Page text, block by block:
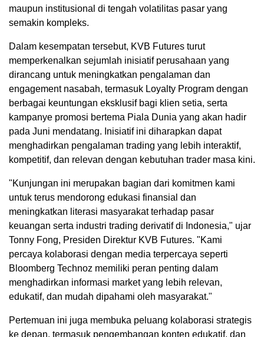
maupun institusional di tengah volatilitas pasar yang
semakin kompleks.
Dalam kesempatan tersebut, KVB Futures turut
memperkenalkan sejumlah inisiatif perusahaan yang
dirancang untuk meningkatkan pengalaman dan
engagement nasabah, termasuk Loyalty Program dengan
berbagai keuntungan eksklusif bagi klien setia, serta
kampanye promosi bertema Piala Dunia yang akan hadir
pada Juni mendatang. Inisiatif ini diharapkan dapat
menghadirkan pengalaman trading yang lebih interaktif,
kompetitif, dan relevan dengan kebutuhan trader masa kini.
"Kunjungan ini merupakan bagian dari komitmen kami
untuk terus mendorong edukasi finansial dan
meningkatkan literasi masyarakat terhadap pasar
keuangan serta industri trading derivatif di Indonesia," ujar
Tonny Fong, Presiden Direktur KVB Futures. "Kami
percaya kolaborasi dengan media terpercaya seperti
Bloomberg Technoz memiliki peran penting dalam
menghadirkan informasi market yang lebih relevan,
edukatif, dan mudah dipahami oleh masyarakat."
Pertemuan ini juga membuka peluang kolaborasi strategis
ke depan, termasuk pengembangan konten edukatif, dan